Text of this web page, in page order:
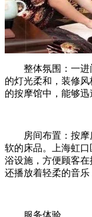
整体氛围：一进
的灯光柔和，装修
的按摩馆中，能够迅
房间布置：按摩
软的床品。上海虹
浴设施，方便顾客
还播放着轻柔的音乐
服务体验